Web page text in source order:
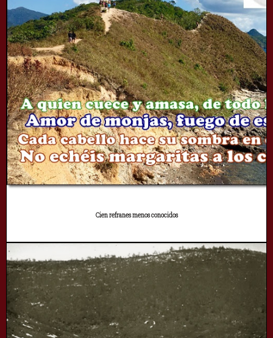
Cien refranes menos conocidos